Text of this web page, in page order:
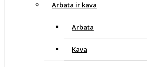
Arbata ir kava
Arbata
Kava